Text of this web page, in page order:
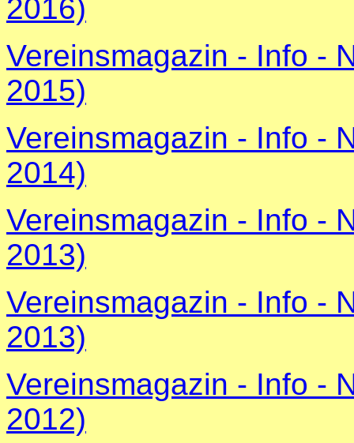
2016)
Vereinsmagazin - Info -
2015)
Vereinsmagazin - Info -
2014)
Vereinsmagazin - Info -
2013)
Vereinsmagazin - Info -
2013)
Vereinsmagazin - Info -
2012)